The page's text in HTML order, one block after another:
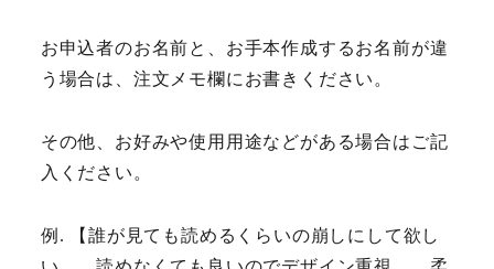
お申込者のお名前と、お手本作成するお名前が違
う場合は、注文メモ欄にお書きください。
その他、お好みや使用用途などがある場合はご記
入ください。
例. 【誰が見ても読めるくらいの崩しにして欲し